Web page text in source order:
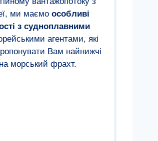
ми маємоособливі
з судноплавними
агентами, які
Вам найнижчі
морський фрахт.